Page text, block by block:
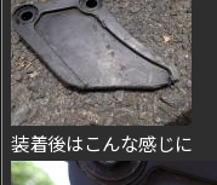
装着後はこんな感じに